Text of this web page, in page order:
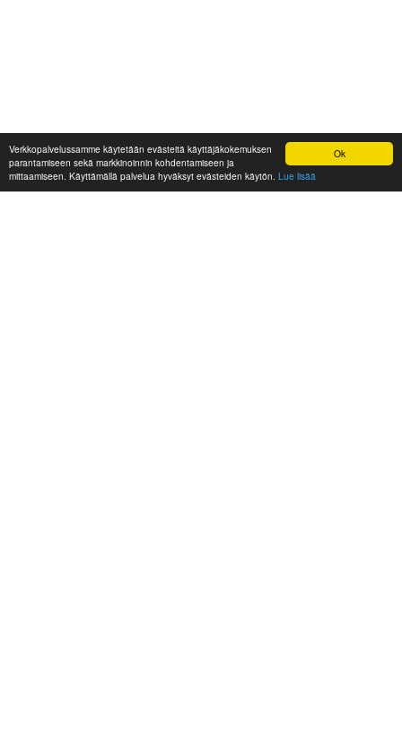
Ok
Verkkopalvelussamme käytetään evästeitä käyttäjäkokemuksen
parantamiseen sekä markkinoinnin kohdentamiseen ja
mittaamiseen. Käyttämällä palvelua hyväksyt evästeiden käytön. Lue lisää